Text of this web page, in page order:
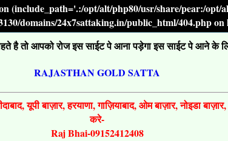
(include_path='.:/opt/alt/php80/usr/share/pear:/
domains/24x7sattaking.in/public_html/404.phpon
है तो आपको रोज इस साईट पे आना पड़ेगा इस साईट पे आने के
RAJASTHAN GOLD SATTA
यूपी बाज़ार, हरयाणा, गाज़ियाबाद, ओम बाज़ार, नोइडा
करे-
Raj Bhai-09152412408